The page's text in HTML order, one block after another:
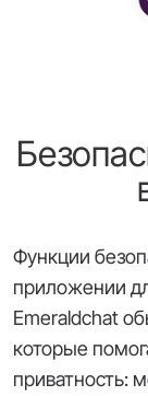
Функции
приложении
Emeraldchat
которые
приватность: